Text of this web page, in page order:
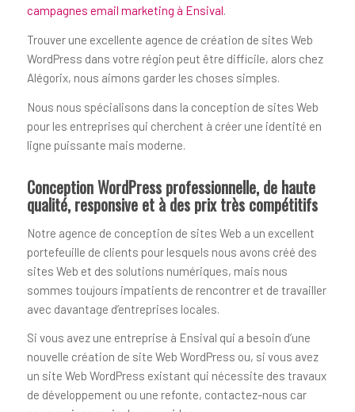
campagnes email marketing à Ensival.
Trouver une excellente agence de création de sites Web
WordPress dans votre région peut être difficile, alors chez
Alégorix, nous aimons garder les choses simples.
Nous nous spécialisons dans la conception de sites Web
pour les entreprises qui cherchent à créer une identité en
ligne puissante mais moderne.
Conception WordPress professionnelle, de haute
qualité, responsive et à des prix très compétitifs
Notre agence de conception de sites Web a un excellent
portefeuille de clients pour lesquels nous avons créé des
sites Web et des solutions numériques, mais nous
sommes toujours impatients de rencontrer et de travailler
avec davantage d’entreprises locales.
Si vous avez une entreprise à Ensival qui a besoin d’une
nouvelle création de site Web WordPress ou, si vous avez
un site Web WordPress existant qui nécessite des travaux
de développement ou une refonte, contactez-nous car